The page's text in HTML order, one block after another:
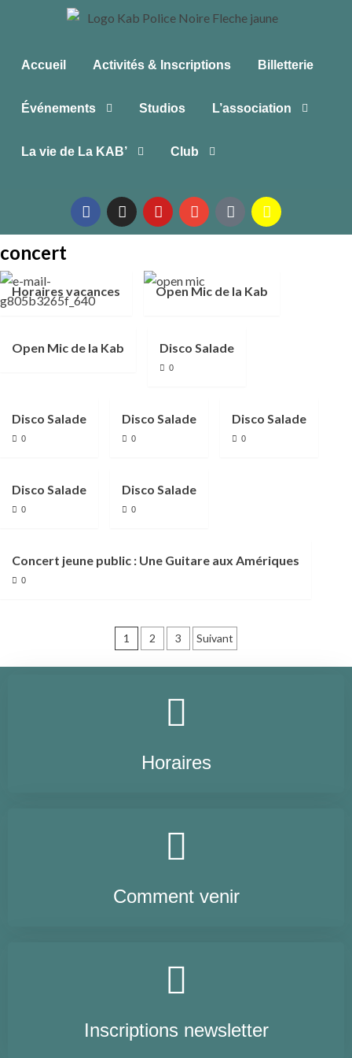
Accueil Activités & Inscriptions Billetterie
Événements Studios L’association
La vie de La KAB’ Club
concert
Horaires vacances Open Mic de la Kab
Open Mic de la Kab Disco Salade
0
Disco Salade
0
Disco Salade
0
Disco Salade
0
Disco Salade
0
Disco Salade
0
Concert jeune public : Une Guitare aux Amériques
0
1 2 3 Suivant
Horaires
Comment venir
Inscriptions newsletter